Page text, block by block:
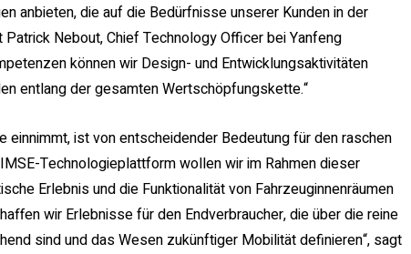
anbieten, die auf die Bedürfnisse unserer Kunden in der
Nebout, Chief Technology Officer bei Yanfeng
können wir Design- und Entwicklungsaktivitäten
entlang der gesamten Wertschöpfungskette.“
einnimmt, ist von entscheidender Bedeutung für den raschen
Technologieplattform wollen wir im Rahmen dieser
Erlebnis und die Funktionalität von Fahrzeuginnenräumen
wir Erlebnisse für den Endverbraucher, die über die reine
sind und das Wesen zukünftiger Mobilität definieren“, sagt